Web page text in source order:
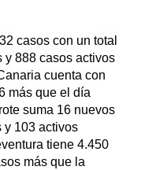
casos con un total
y 888 casos activos
cuenta con
más que el día
suma 16 nuevos
y 103 activos
tiene 4.450
más que la